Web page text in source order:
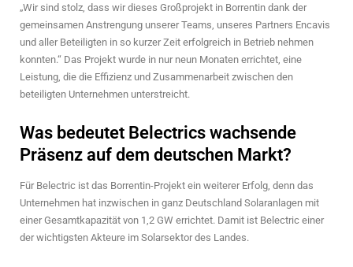
„Wir sind stolz, dass wir dieses Großprojekt in Borrentin dank der
gemeinsamen Anstrengung unserer Teams, unseres Partners Encavis
und aller Beteiligten in so kurzer Zeit erfolgreich in Betrieb nehmen
konnten.“ Das Projekt wurde in nur neun Monaten errichtet, eine
Leistung, die die Effizienz und Zusammenarbeit zwischen den
beteiligten Unternehmen unterstreicht.
Was bedeutet Belectrics wachsende
Präsenz auf dem deutschen Markt?
Für Belectric ist das Borrentin-Projekt ein weiterer Erfolg, denn das
Unternehmen hat inzwischen in ganz Deutschland Solaranlagen mit
einer Gesamtkapazität von 1,2 GW errichtet. Damit ist Belectric einer
der wichtigsten Akteure im Solarsektor des Landes.